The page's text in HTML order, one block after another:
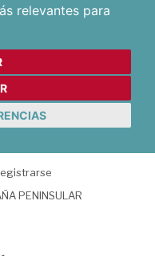
relevantes para
PENINSULAR